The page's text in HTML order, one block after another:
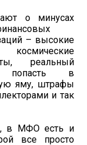
о минусах
– высокие
космические
реальный
попасть в
яму, штрафы
и так
в МФО есть и
все просто